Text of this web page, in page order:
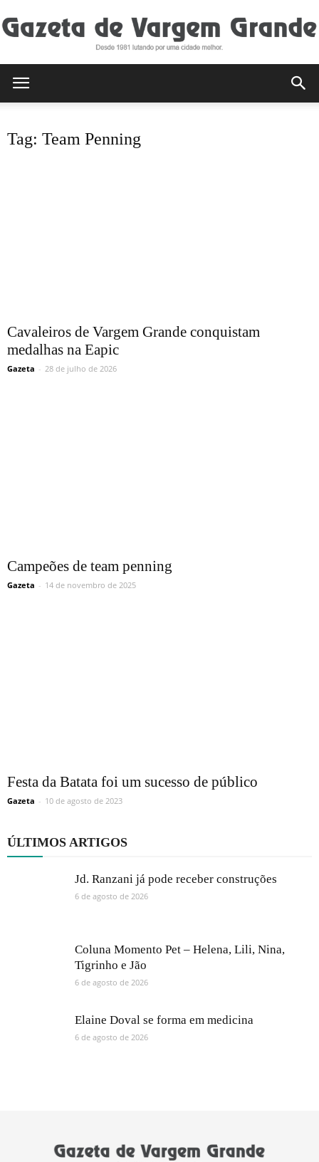
Tag: Team Penning
Cavaleiros de Vargem Grande conquistam
medalhas na Eapic
Gazeta - 28 de julho de 2026
Campeões de team penning
Gazeta - 14 de novembro de 2025
Festa da Batata foi um sucesso de público
Gazeta - 10 de agosto de 2023
ÚLTIMOS ARTIGOS
Jd. Ranzani já pode receber construções
6 de agosto de 2026
Coluna Momento Pet – Helena, Lili, Nina,
Tigrinho e Jão
6 de agosto de 2026
Elaine Doval se forma em medicina
6 de agosto de 2026